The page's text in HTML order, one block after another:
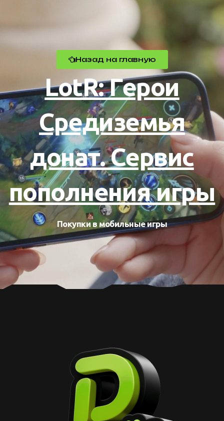
Назад на главную
LotR: Герои
Средиземья
донат. Сервис
пополнения игры
Покупки в мобильные игры